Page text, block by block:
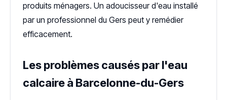
produits ménagers. Un adoucisseur d'eau installé
par un professionnel du Gers peut y remédier
efficacement.
Les problèmes causés par l'eau
calcaire à Barcelonne-du-Gers